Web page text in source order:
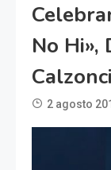
No Hi»,
2 agosto